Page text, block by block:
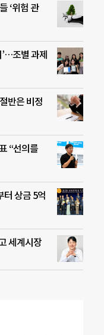
‘위험 관
조별 과제
반은 비정
“선의를
터 상금 5억
세계시장